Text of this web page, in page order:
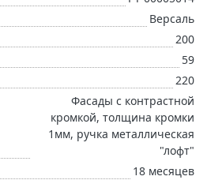
Версаль
200
59
220
Фасады с контрастной
кромкой, толщина кромки
1мм, ручка металлическая
"лофт"
18 месяцев